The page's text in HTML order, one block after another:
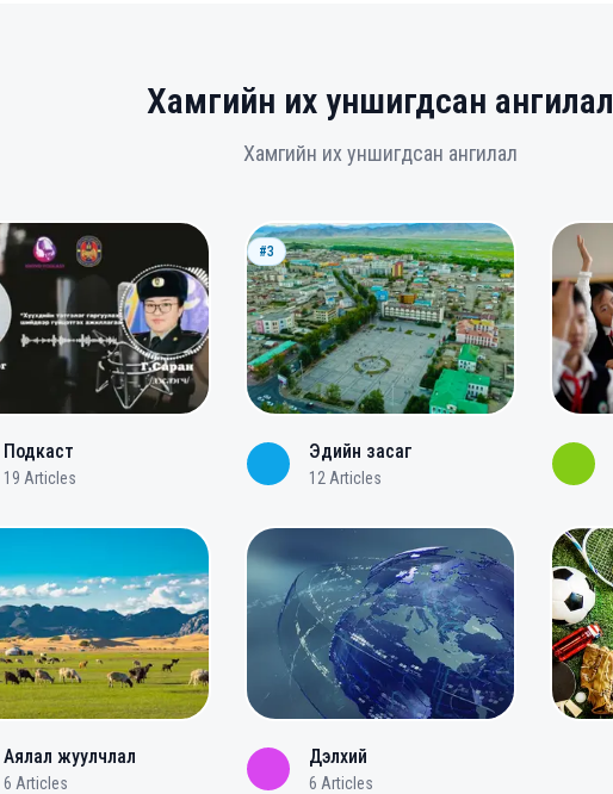
Хамгийн их уншигдсан ангилал
Хамгийн их уншигдсан ангилал
Подкаст
19 Articles
#3
Эдийн засаг
12 Articles
Аялал жуулчлал
6 Articles
Дэлхий
6 Articles